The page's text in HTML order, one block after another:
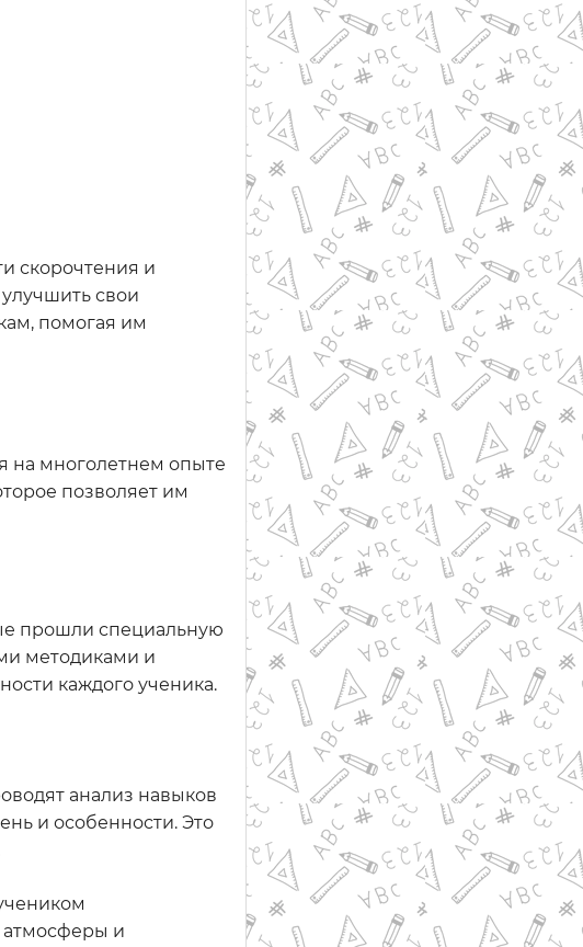
скорочтения и
свои
помогая им
на многолетнем опыте
позволяет им
прошли специальную
методиками и
каждого ученика.
анализ навыков
и особенности. Это
атмосферы и